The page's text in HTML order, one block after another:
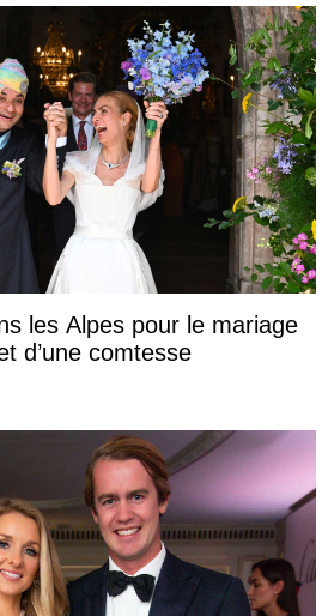
les Alpes pour le mariage
d’une comtesse